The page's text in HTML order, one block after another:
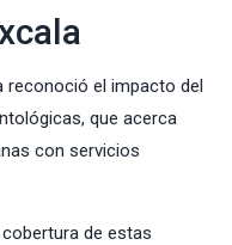
reconoció el impacto del
que acerca
con servicios
de estas